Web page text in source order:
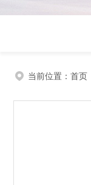
当前位置： 首页